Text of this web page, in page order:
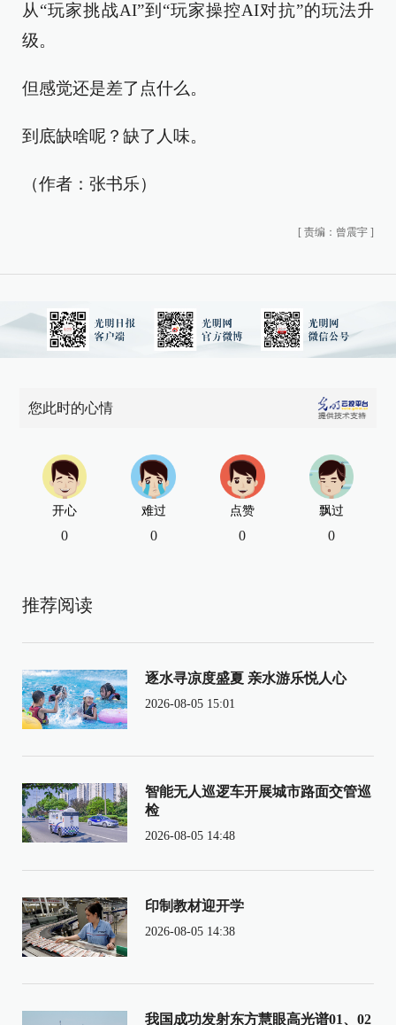
从“玩家挑战AI”到“玩家操控AI对抗”的玩法升
级。
但感觉还是差了点什么。
到底缺啥呢？缺了人味。
（作者：张书乐）
[ 责编：曾震宇 ]
您此时的心情
开心
0
难过
0
点赞
0
飘过
0
推荐阅读
逐水寻凉度盛夏 亲水游乐悦人心
2026-08-05 15:01
智能无人巡逻车开展城市路面交管巡
检
2026-08-05 14:48
印制教材迎开学
2026-08-05 14:38
我国成功发射东方慧眼高光谱01、02